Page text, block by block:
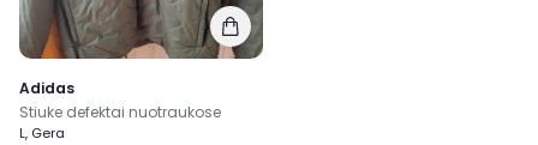
Adidas
Stiuke defektai nuotraukose
L, Gera